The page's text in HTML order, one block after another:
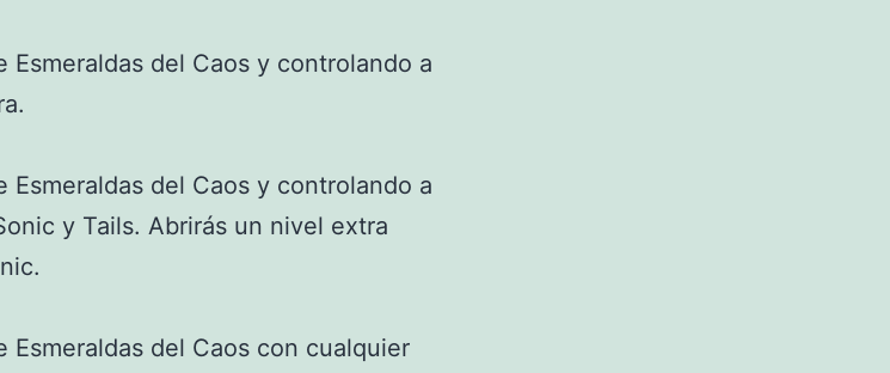
Esmeraldas del Caos y controlando a
Esmeraldas del Caos y controlando a
y Tails. Abrirás un nivel extra
Esmeraldas del Caos con cualquier